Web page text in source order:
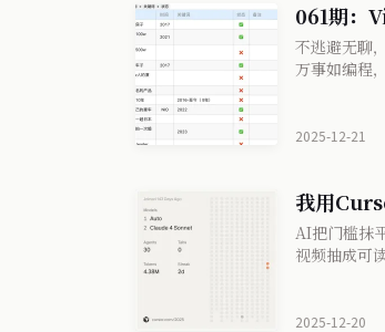
061期：
不逃避无聊
万事如编程
2025-12-21
我用
AI把门槛抹
视频抽成可
2025-12-20